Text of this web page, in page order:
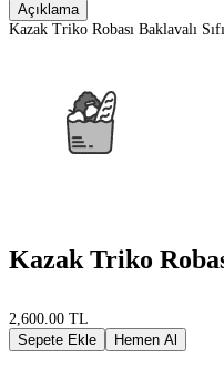
Açıklama
Kazak Triko Robası Baklavalı
Kazak Triko
2,600.00 TL
Sepete Ekle
Hemen Al